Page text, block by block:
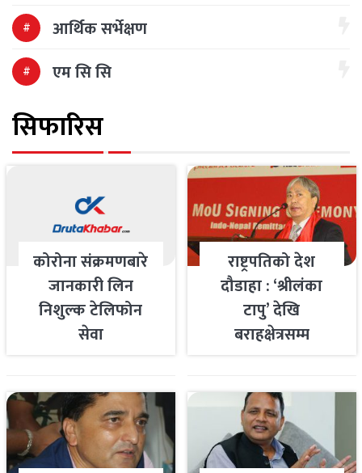
आर्थिक सर्भेक्षण
एम सि सि
सिफारिस
कोरोना संक्रमणबारे
जानकारी लिन
निशुल्क टेलिफोन
सेवा
राष्ट्रपतिको देश
दौडाहा : ‘श्रीलंका
टापु’ देखि
बराहक्षेत्रसम्म